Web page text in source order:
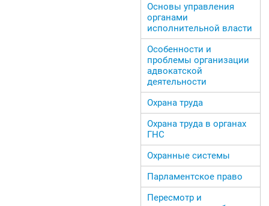
Основы управления
органами
исполнительной власти
Особенности и
проблемы организации
адвокатской
деятельности
Охрана труда
Охрана труда в органах
ГНС
Охранные системы
Парламентское право
Пересмотр и